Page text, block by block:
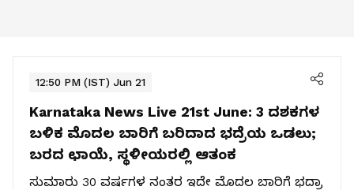
12:50 PM (IST) Jun 21
Karnataka News Live 21st June: 3 ದಶಕಗಳ
ಬಳಿಕ ಮೊದಲ ಬಾರಿಗೆ ಬರಿದಾದ ಭದ್ರೆಯ ಒಡಲು;
ಬರದ ಛಾಯೆ, ಸ್ಥಳೀಯರಲ್ಲಿ ಆತಂಕ
ಸುಮಾರು 30 ವರ್ಷಗಳ ನಂತರ ಇದೇ ಮೊದಲ ಬಾರಿಗೆ ಭದ್ರಾ